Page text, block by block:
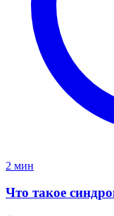
2 мин
Что такое